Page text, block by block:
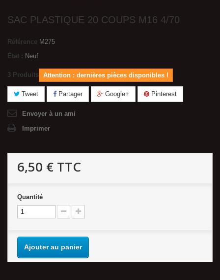
SAC PLASTIQUE 20 COUPS M16 4/70
Référence M275
État : Neuf
3 Produits Attention : dernières pièces disponibles !
Tweet Partager Google+ Pinterest
Envoyer à un ami
Imprimer
6,50 € TTC
Quantité
Ajouter au panier